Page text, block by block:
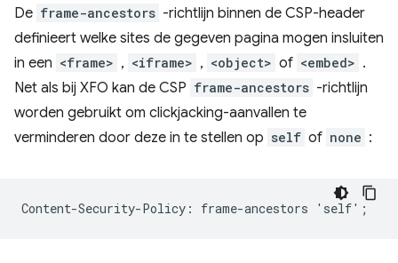
De frame-ancestors -richtlijn binnen de CSP-header
definieert welke sites de gegeven pagina mogen insluiten
in een <frame> , <iframe> , <object> of <embed> .
Net als bij XFO kan de CSP frame-ancestors -richtlijn
worden gebruikt om clickjacking-aanvallen te
verminderen door deze in te stellen op self of none :